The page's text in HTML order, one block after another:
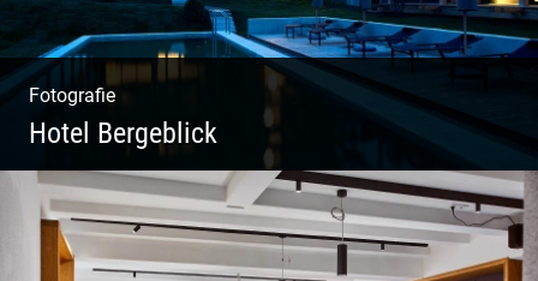
Fotografie
Hotel Bergeblick
Wunderbare Architektur, außergewöhnliches
Design – eine Oase der Ruhe und
Entspannung. Ausgedehnte Fotostrecke